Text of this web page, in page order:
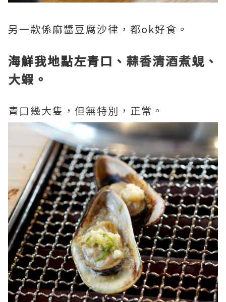
另一款係麻醬豆腐沙律，都ok好食。
海鮮我地點左青口、 蒜香清酒煮蜆、
大蝦。
青口幾大隻，但無特別，正常。